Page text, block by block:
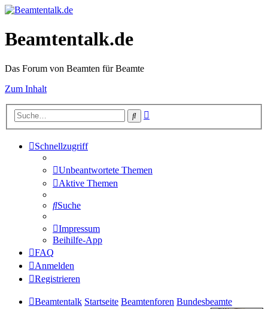
Beamtentalk.de
Das Forum von Beamten für Beamte
Zum Inhalt
Suche
Schnellzugriff
Unbeantwortete Themen
Aktive Themen
Suche
Impressum
Beihilfe-App
FAQ
Anmelden
Registrieren
Beamtentalk Startseite Beamtenforen Bundesbeamte